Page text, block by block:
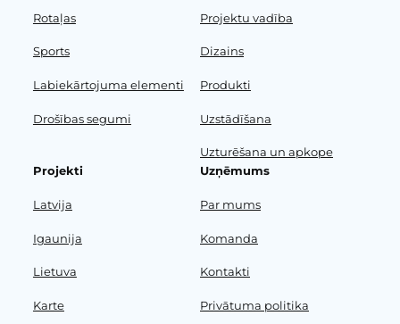
Rotaļas
Sports
Labiekārtojuma elementi
Drošības segumi
Projektu vadība
Dizains
Produkti
Uzstādīšana
Uzturēšana un apkope
Projekti
Latvija
Igaunija
Lietuva
Karte
Uzņēmums
Par mums
Komanda
Kontakti
Privātuma politika